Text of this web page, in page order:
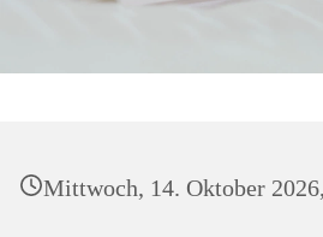
Mittwoch, 14. Oktober